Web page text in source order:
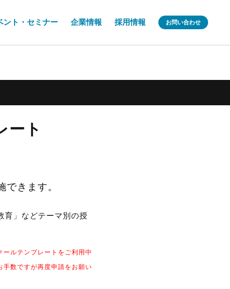
ント・セミナー 企業情報 採用情報 お問い合わせ
ト
きます。
育」などテーマ別の授
ルテンプレートをご利用中
数ですが再度申請をお願い